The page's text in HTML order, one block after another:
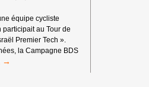
équipe cycliste
participait au Tour de
Premier Tech ».
la Campagne BDS